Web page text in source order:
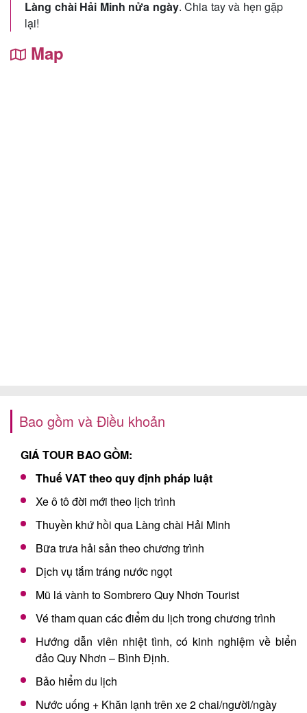
Làng chài Hải Minh nửa ngày. Chia tay và hẹn gặp
lại!
Map
Bao gồm và Điều khoản
GIÁ TOUR BAO GỒM:
Thuế VAT theo quy định pháp luật
Xe ô tô đời mới theo lịch trình
Thuyền khứ hồi qua Làng chài Hải Minh
Bữa trưa hải sản theo chương trình
Dịch vụ tắm tráng nước ngọt
Mũ lá vành to Sombrero Quy Nhơn Tourist
Vé tham quan các điểm du lịch trong chương trình
Hướng dẫn viên nhiệt tình, có kinh nghiệm về biển
đảo Quy Nhơn – Bình Định.
Bảo hiểm du lịch
Nước uống + Khăn lạnh trên xe 2 chai/người/ngày